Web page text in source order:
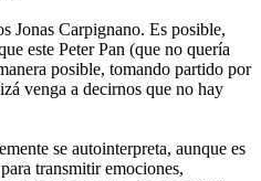
Jonas Carpignano. Es posible,
este Peter Pan (que no quería
posible, tomando partido por
venga a decirnos que no hay
se autointerpreta, aunque es
transmitir emociones,